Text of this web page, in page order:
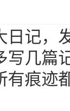
日记，
写几篇
有痕迹